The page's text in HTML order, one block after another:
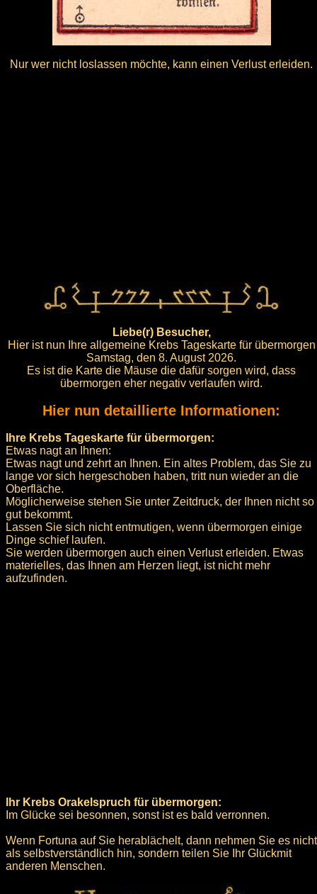
Nur wer nicht loslassen möchte, kann einen Verlust erleiden.
Liebe(r) Besucher,
Hier ist nun Ihre allgemeine Krebs Tageskarte für übermorgen
Samstag, den 8. August 2026.
Es ist die Karte die Mäuse die dafür sorgen wird, dass
übermorgen eher negativ verlaufen wird.
Hier nun detaillierte Informationen:
Ihre Krebs Tageskarte für übermorgen:
Etwas nagt an Ihnen:
Etwas nagt und zehrt an Ihnen. Ein altes Problem, das Sie zu
lange vor sich hergeschoben haben, tritt nun wieder an die
Oberfläche.
Möglicherweise stehen Sie unter Zeitdruck, der Ihnen nicht so
gut bekommt.
Lassen Sie sich nicht entmutigen, wenn übermorgen einige
Dinge schief laufen.
Sie werden übermorgen auch einen Verlust erleiden. Etwas
materielles, das Ihnen am Herzen liegt, ist nicht mehr
aufzufinden.
Ihr Krebs Orakelspruch für übermorgen:
Im Glücke sei besonnen, sonst ist es bald verronnen.
Wenn Fortuna auf Sie herablächelt, dann nehmen Sie es nicht
als selbstverständlich hin, sondern teilen Sie Ihr Glückmit
anderen Menschen.